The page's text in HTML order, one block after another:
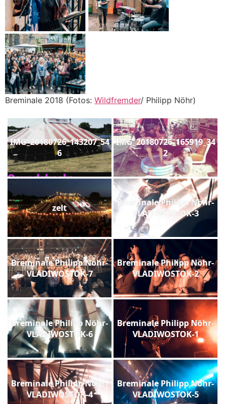
Breminale 2018 (Fotos: Wildfremder/ Philipp Nöhr)
IMG_20180726_143207_54
6
IMG_20180726_165919_34
2
zelt
Breminale Philipp Nöhr-
VLADIWOSTOK-3
Breminale Philipp Nöhr-
VLADIWOSTOK-7
Breminale Philipp Nöhr-
VLADIWOSTOK-2
Breminale Philipp Nöhr-
VLADIWOSTOK-6
Breminale Philipp Nöhr-
VLADIWOSTOK-1
Breminale Philipp Nöhr-
VLADIWOSTOK-4
Breminale Philipp Nöhr-
VLADIWOSTOK-5